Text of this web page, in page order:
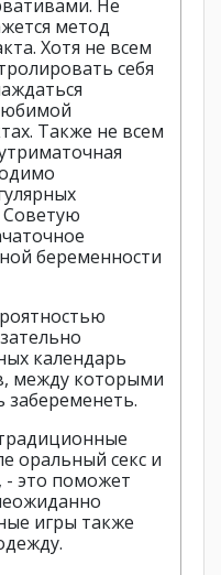
Не
метод
Хотя не всем
себя
Также не всем
Советую
беременности
календарь
между которыми
забеременеть.
оральный секс и
это поможет
игры также